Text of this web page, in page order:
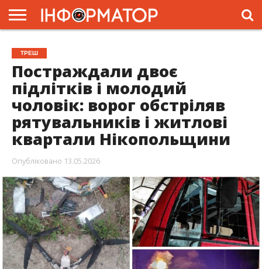
ГОЛОВНА
ЖИТТЯ
ВЛАДА
ГРОШІ
ТРЕШ
ПРЕС-
РЕЛІЗИ
РЕКЛАМА
ПРОЕКТИ
ТРЕШ
Постраждали двоє
підлітків і молодий
чоловік: ворог обстріляв
рятувальників і житлові
квартали Нікопольщини
Опубліковано 13.05.2026